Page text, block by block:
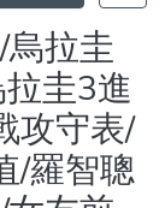
拉圭
圭3進
攻守表/
/羅智聰